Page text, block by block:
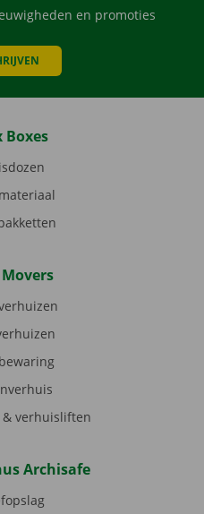
en promoties
Boxes
verhuisliften
Archisafe